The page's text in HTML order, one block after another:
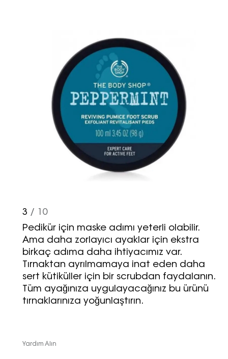
3 / 10
Pedikür için maske adımı yeterli olabilir.
Ama daha zorlayıcı ayaklar için ekstra
birkaç adıma daha ihtiyacımız var.
Tırnaktan ayrılmamaya inat eden daha
sert kütiküller için bir scrubdan faydalanın.
Tüm ayağınıza uygulayacağınız bu ürünü
tırnaklarınıza yoğunlaştırın.
Yardım Alın